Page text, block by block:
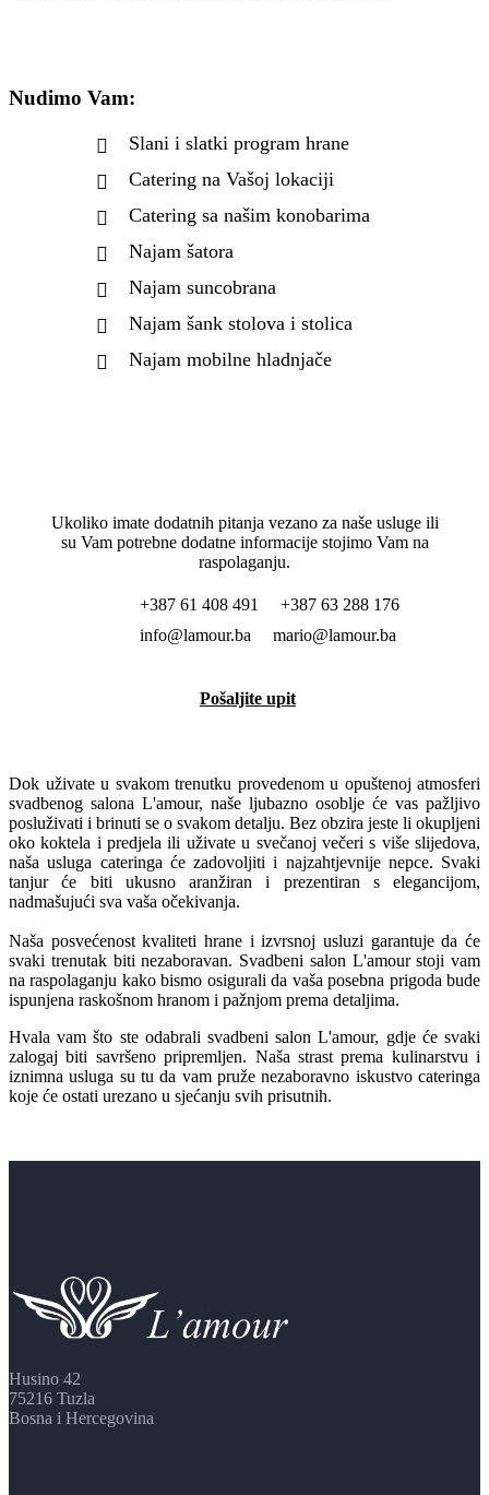
Nudimo Vam:
Slani i slatki program hrane
Catering na Vašoj lokaciji
Catering sa našim konobarima
Najam šatora
Najam suncobrana
Najam šank stolova i stolica
Najam mobilne hladnjače
Ukoliko imate dodatnih pitanja vezano za naše usluge ili
su Vam potrebne dodatne informacije stojimo Vam na
raspolaganju.
+387 61 408 491 +387 63 288 176
info@lamour.ba mario@lamour.ba
Pošaljite upit
Dok uživate u svakom trenutku provedenom u opuštenoj atmosferi
svadbenog salona L'amour, naše ljubazno osoblje će vas pažljivo
posluživati i brinuti se o svakom detalju. Bez obzira jeste li okupljeni
oko koktela i predjela ili uživate u svečanoj večeri s više slijedova,
naša usluga cateringa će zadovoljiti i najzahtjevnije nepce. Svaki
tanjur će biti ukusno aranžiran i prezentiran s elegancijom,
nadmašujući sva vaša očekivanja.
Naša posvećenost kvaliteti hrane i izvrsnoj usluzi garantuje da će
svaki trenutak biti nezaboravan. Svadbeni salon L'amour stoji vam
na raspolaganju kako bismo osigurali da vaša posebna prigoda bude
ispunjena raskošnom hranom i pažnjom prema detaljima.
Hvala vam što ste odabrali svadbeni salon L'amour, gdje će svaki
zalogaj biti savršeno pripremljen. Naša strast prema kulinarstvu i
iznimna usluga su tu da vam pruže nezaboravno iskustvo cateringa
koje će ostati urezano u sjećanju svih prisutnih.
Husino 42
75216 Tuzla
Bosna i Hercegovina